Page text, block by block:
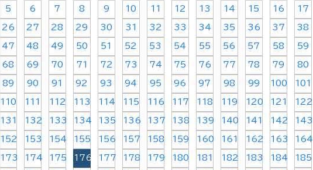
5 6 7 8 9 10 11 12 13 14 15 16 17
26 27 28 29 30 31 32 33 34 35 36 37 38
47 48 49 50 51 52 53 54 55 56 57 58 59
68 69 70 71 72 73 74 75 76 77 78 79 80
89 90 91 92 93 94 95 96 97 98 99 100 101
110 111 112 113 114 115 116 117 118 119 120 121 122
131 132 133 134 135 136 137 138 139 140 141 142 143
152 153 154 155 156 157 158 159 160 161 162 163 164
173 174 175 176 177 178 179 180 181 182 183 184 185